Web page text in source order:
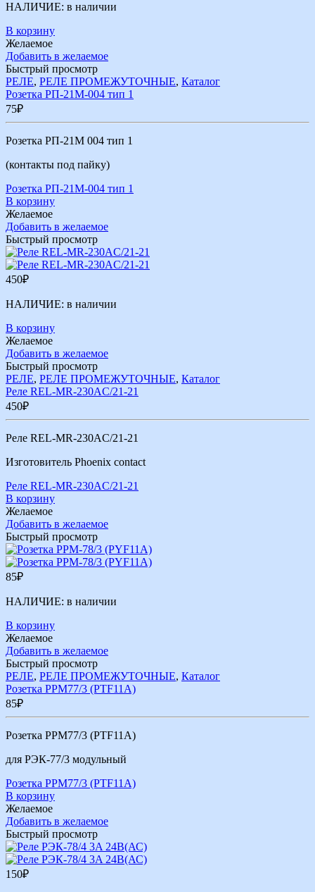
НАЛИЧИЕ: в наличии
В корзину
Желаемое
Добавить в желаемое
Быстрый просмотр
РЕЛЕ, РЕЛЕ ПРОМЕЖУТОЧНЫЕ, Каталог
Розетка РП-21М-004 тип 1
75₽
Розетка РП-21М 004 тип 1
(контакты под пайку)
Розетка РП-21М-004 тип 1
В корзину
Желаемое
Добавить в желаемое
Быстрый просмотр
450₽
НАЛИЧИЕ: в наличии
В корзину
Желаемое
Добавить в желаемое
Быстрый просмотр
РЕЛЕ, РЕЛЕ ПРОМЕЖУТОЧНЫЕ, Каталог
Реле RЕL-MR-230AC/21-21
450₽
Реле RЕL-MR-230AC/21-21
Изготовитель Phoenix contact
Реле RЕL-MR-230AC/21-21
В корзину
Желаемое
Добавить в желаемое
Быстрый просмотр
85₽
НАЛИЧИЕ: в наличии
В корзину
Желаемое
Добавить в желаемое
Быстрый просмотр
РЕЛЕ, РЕЛЕ ПРОМЕЖУТОЧНЫЕ, Каталог
Розетка РРМ77/3 (PTF11A)
85₽
Розетка РРМ77/3 (PTF11A)
для РЭК-77/3 модульный
Розетка РРМ77/3 (PTF11A)
В корзину
Желаемое
Добавить в желаемое
Быстрый просмотр
150₽